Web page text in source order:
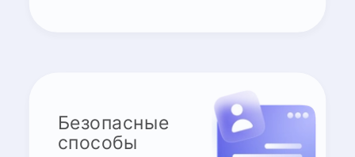
Безопасные
способы